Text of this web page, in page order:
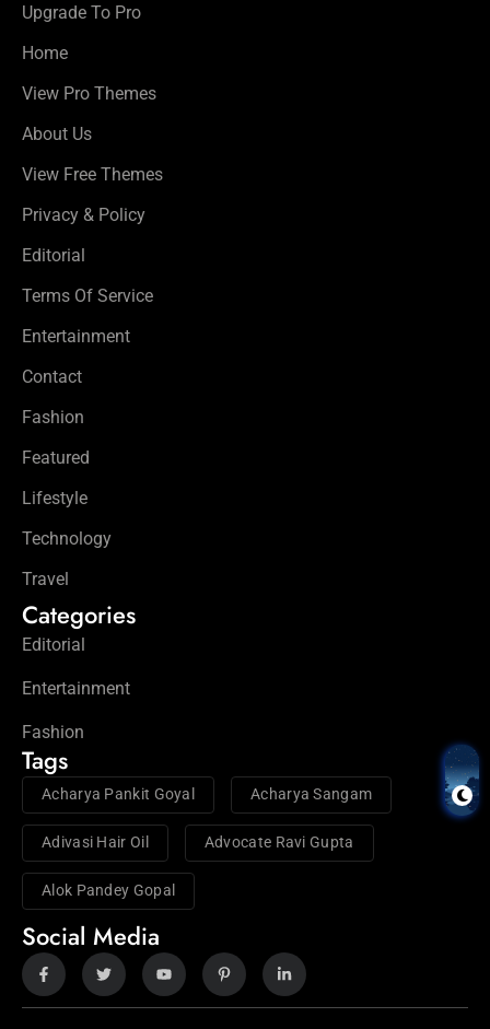
Upgrade To Pro
Home
View Pro Themes
About Us
View Free Themes
Privacy & Policy
Editorial
Terms Of Service
Entertainment
Contact
Fashion
Featured
Lifestyle
Technology
Travel
Categories
Editorial
Entertainment
Fashion
Tags
Acharya Pankit Goyal Acharya Sangam
Adivasi Hair Oil Advocate Ravi Gupta
Alok Pandey Gopal
Social Media